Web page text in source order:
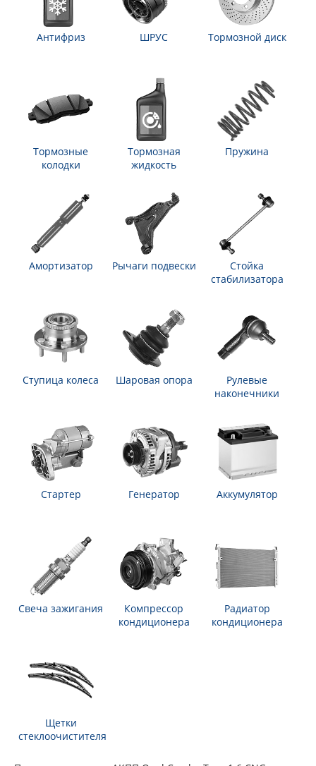
Антифриз ШРУС Тормозной диск
Тормозные
колодки
Тормозная
жидкость
Пружина
Амортизатор Рычаги подвески
Стойка
стабилизатора
Ступица колеса Шаровая опора
Рулевые
наконечники
Стартер Генератор Аккумулятор
Свеча зажигания
Компрессор
кондиционера
Радиатор
кондиционера
Щетки
стеклоочистителя